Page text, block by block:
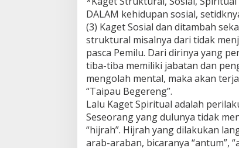
DALAM kehidupan sosial,
(3) Kaget Sosial dan ditambah
struktural misalnya dari tidak
pasca Pemilu. Dari dirinya yang
tiba-tiba memiliki jabatan dan
mengolah mental, maka akan
“Taipau Begereng”.
Lalu Kaget Spiritual adalah
Seseorang yang dulunya tidak
“hijrah”. Hijrah yang dilakukan
arab-araban, bicaranya “antum”,